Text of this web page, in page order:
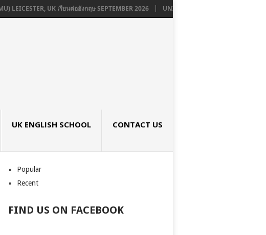
UK เรียนต่ออังกฤษ SEPTEMBER 2026 UNIVERSITY OF GREENWICH เรียนต่อปริ
UK ENGLISH SCHOOL CONTACT US
Popular
Recent
FIND US ON FACEBOOK